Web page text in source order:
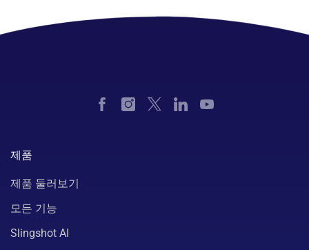
제품
제품 둘러보기
모든 기능
Slingshot AI